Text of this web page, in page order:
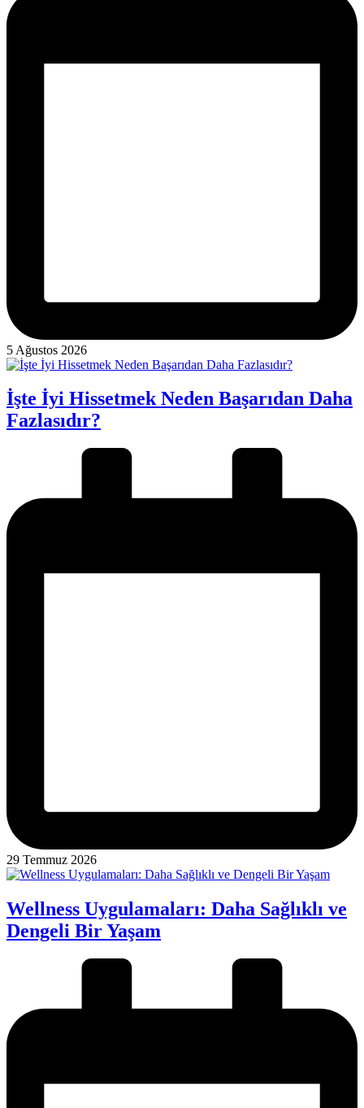
5 Ağustos 2026
İşte İyi Hissetmek Neden Başarıdan Daha
Fazlasıdır?
29 Temmuz 2026
Wellness Uygulamaları: Daha Sağlıklı ve
Dengeli Bir Yaşam